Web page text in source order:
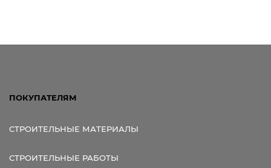
ПОКУПАТЕЛЯМ
СТРОИТЕЛЬНЫЕ МАТЕРИАЛЫ
СТРОИТЕЛЬНЫЕ РАБОТЫ